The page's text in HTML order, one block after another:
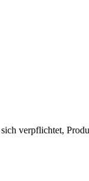
verpflichtet,